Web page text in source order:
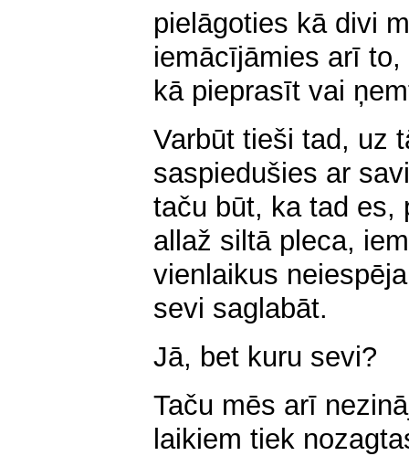
pielāgoties kā divi
iemācījāmies arī
kā pieprasīt vai
Varbūt tieši tad, uz
saspiedušies ar
taču būt, ka tad es,
allaž siltā pleca,
vienlaikus
sevi saglabāt.
Jā, bet kuru sevi?
Taču mēs arī
laikiem tiek